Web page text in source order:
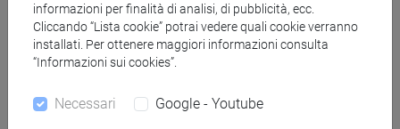
Didattica a.a. 2021/2022
Cerca nel sito
informazioni per finalità di analisi, di pubblicità, ecc.
Cliccando “Lista cookie” potrai vedere quali cookie verranno
installati. Per ottenere maggiori informazioni consulta
“Informazioni sui cookies”.
Necessari Google - Youtube